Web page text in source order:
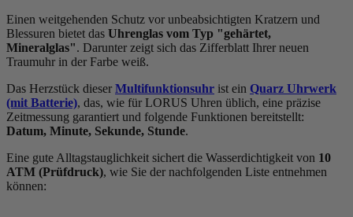
Einen weitgehenden Schutz vor unbeabsichtigten Kratzern und
Blessuren bietet das Uhrenglas vom Typ "gehärtet,
Mineralglas". Darunter zeigt sich das Zifferblatt Ihrer neuen
Traumuhr in der Farbe weiß.
Das Herzstück dieser Multifunktionsuhr ist ein Quarz Uhrwerk
(mit Batterie), das, wie für LORUS Uhren üblich, eine präzise
Zeitmessung garantiert und folgende Funktionen bereitstellt:
Datum, Minute, Sekunde, Stunde.
Eine gute Alltagstauglichkeit sichert die Wasserdichtigkeit von 10
ATM (Prüfdruck), wie Sie der nachfolgenden Liste entnehmen
können: